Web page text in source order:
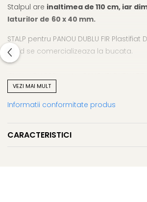
Stalpul are inaltimea de 110 cm, iar
laturilor de 60 x 40 mm.
STALP pentru PANOU DUBLU FIR Plastifiat
gard se comercializeaza la bucata.
plastifiat , are capac si este prevazut cu
plase (nu mai este nevoie de alte cleme
Stalpii zincati sunt utilizati pentru
VEZI MAI MULT
Informatii conformitate produs
CARACTERISTICI